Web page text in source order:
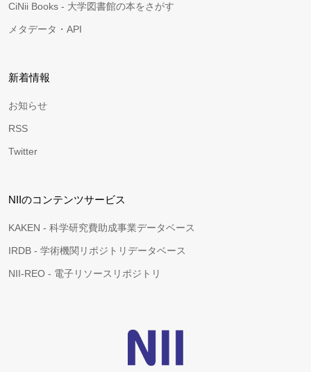
CiNii Books - 大学図書館の本をさがす
メタデータ・API
新着情報
お知らせ
RSS
Twitter
NIIのコンテンツサービス
KAKEN - 科学研究費助成事業データベース
IRDB - 学術機関リポジトリデータベース
NII-REO - 電子リソースリポジトリ